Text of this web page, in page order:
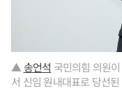
▲송언석 국민의힘 의원
서 신임 원내대표로 당선